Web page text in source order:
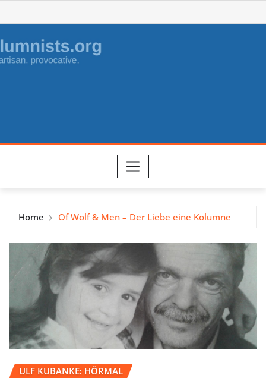
to
content
Home Of Wolf & Men – Der Liebe eine Kolumne
ULF KUBANKE: HÖRMAL